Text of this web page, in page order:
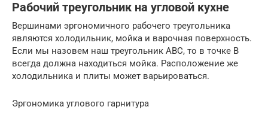
Рабочий треугольник на угловой кухне
Вершинами эргономичного рабочего треугольника
являются холодильник, мойка и варочная поверхность.
Если мы назовем наш треугольник ABC, то в точке B
всегда должна находиться мойка. Расположение же
холодильника и плиты может варьироваться.
Эргономика углового гарнитура